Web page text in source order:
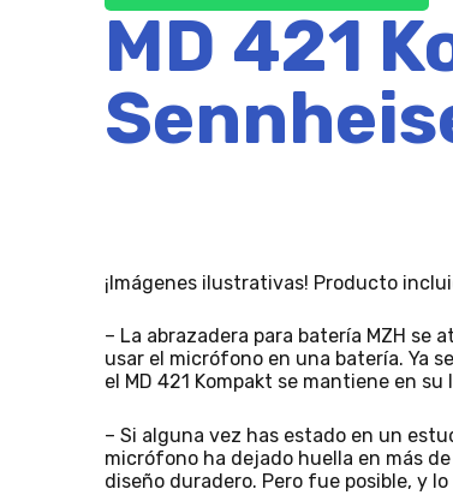
MD 421
¡Imágenes ilustrativas! Producto
– La abrazadera para batería MZH se
usar el micrófono en una batería. Ya
el MD 421 Kompakt se mantiene en
– Si alguna vez has estado en un
micrófono ha dejado huella en más
diseño duradero. Pero fue posible, y